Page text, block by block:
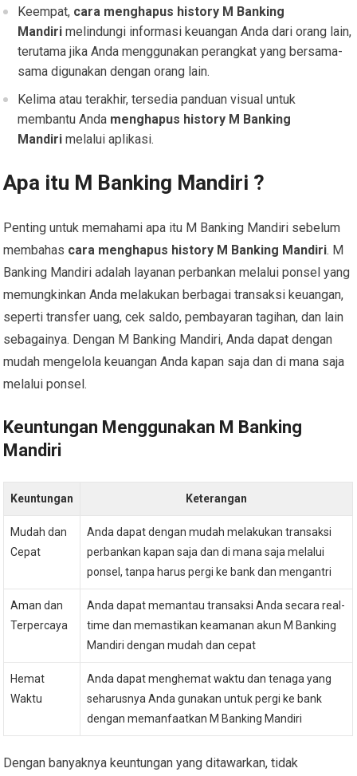
Keempat, cara menghapus history M Banking
Mandiri melindungi informasi keuangan Anda dari orang lain,
terutama jika Anda menggunakan perangkat yang bersama-
sama digunakan dengan orang lain.
Kelima atau terakhir, tersedia panduan visual untuk
membantu Anda menghapus history M Banking
Mandiri melalui aplikasi.
Apa itu M Banking Mandiri ?
Penting untuk memahami apa itu M Banking Mandiri sebelum
membahas cara menghapus history M Banking Mandiri. M
Banking Mandiri adalah layanan perbankan melalui ponsel yang
memungkinkan Anda melakukan berbagai transaksi keuangan,
seperti transfer uang, cek saldo, pembayaran tagihan, dan lain
sebagainya. Dengan M Banking Mandiri, Anda dapat dengan
mudah mengelola keuangan Anda kapan saja dan di mana saja
melalui ponsel.
Keuntungan Menggunakan M Banking
Mandiri
Keuntungan Keterangan
Mudah dan
Cepat
Anda dapat dengan mudah melakukan transaksi
perbankan kapan saja dan di mana saja melalui
ponsel, tanpa harus pergi ke bank dan mengantri
Aman dan
Terpercaya
Anda dapat memantau transaksi Anda secara real-
time dan memastikan keamanan akun M Banking
Mandiri dengan mudah dan cepat
Hemat
Waktu
Anda dapat menghemat waktu dan tenaga yang
seharusnya Anda gunakan untuk pergi ke bank
dengan memanfaatkan M Banking Mandiri
Dengan banyaknya keuntungan yang ditawarkan, tidak